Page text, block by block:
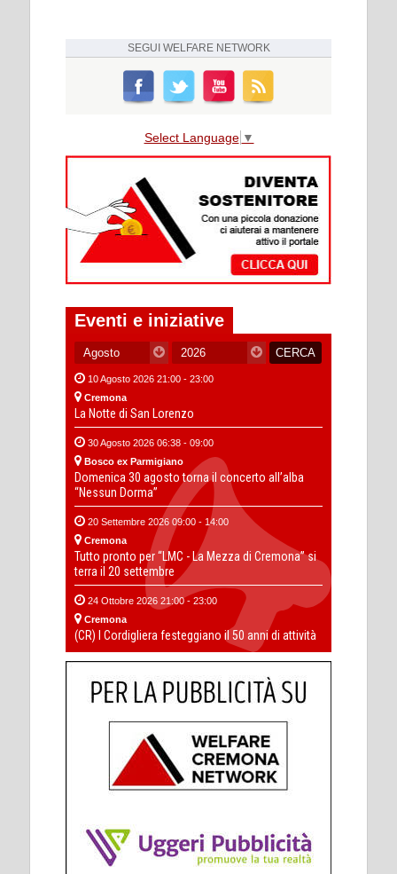
SEGUI WELFARE NETWORK
Select Language ▼
Eventi e iniziative
10 Agosto 2026 21:00 - 23:00
Cremona
La Notte di San Lorenzo
30 Agosto 2026 06:38 - 09:00
Bosco ex Parmigiano
Domenica 30 agosto torna il concerto all’alba
“Nessun Dorma”
20 Settembre 2026 09:00 - 14:00
Cremona
Tutto pronto per “LMC - La Mezza di Cremona” si
terra il 20 settembre
24 Ottobre 2026 21:00 - 23:00
Cremona
(CR) I Cordigliera festeggiano il 50 anni di attività